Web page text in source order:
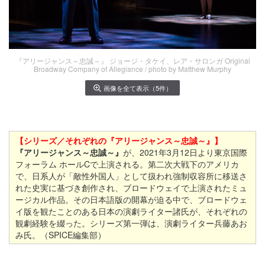
『アリージャンス～忠誠～』 ジョージ・タケイ、レア・サロンガ Original
Broadway Company of Allegiance / photo by Matthew Murphy
画像を全て表示（5件）
【シリーズ／それぞれの『アリージャンス～忠誠～』】
『アリージャンス～忠誠～』 が、2021年3月12日より東京国際
フォーラム ホールCで上演される。第二次大戦下のアメリカ
で、日系人が「敵性外国人」として扱われ強制収容所に移送さ
れた史実に基づき創作され、ブロードウェイで上演されたミュ
ージカル作品。その日本語版の開幕が迫る中で、ブロードウェ
イ版を観たことのある日本の演劇ライター諸氏が、それぞれの
観劇経験を綴った。シリーズ第一弾は、演劇ライター兵藤あお
み氏。（SPICE編集部）